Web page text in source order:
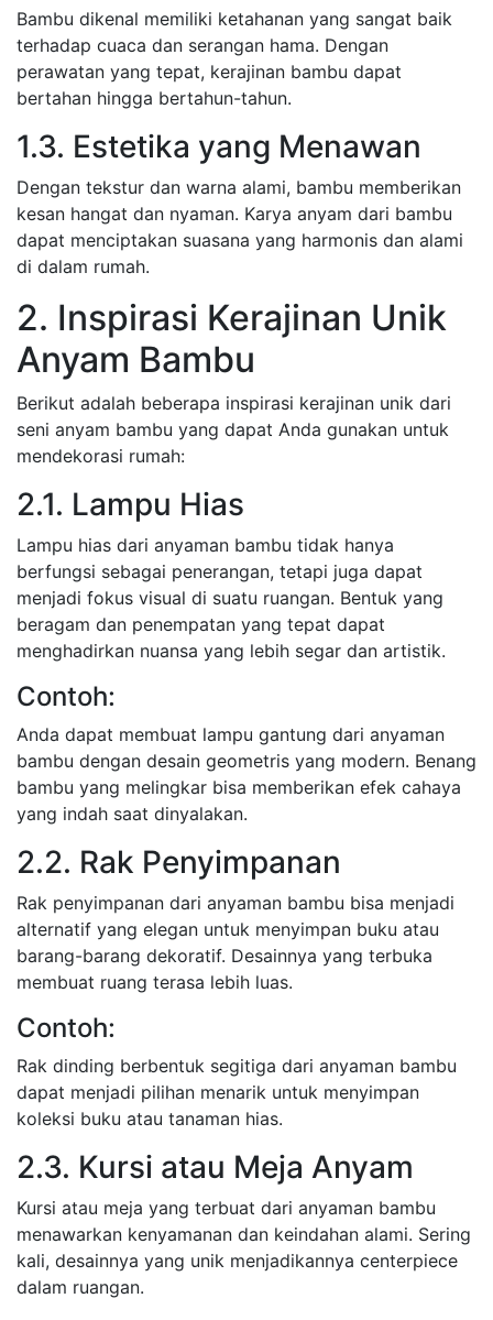
Bambu dikenal memiliki ketahanan yang sangat baik
terhadap cuaca dan serangan hama. Dengan
perawatan yang tepat, kerajinan bambu dapat
bertahan hingga bertahun-tahun.
1.3. Estetika yang Menawan
Dengan tekstur dan warna alami, bambu memberikan
kesan hangat dan nyaman. Karya anyam dari bambu
dapat menciptakan suasana yang harmonis dan alami
di dalam rumah.
2. Inspirasi Kerajinan Unik
Anyam Bambu
Berikut adalah beberapa inspirasi kerajinan unik dari
seni anyam bambu yang dapat Anda gunakan untuk
mendekorasi rumah:
2.1. Lampu Hias
Lampu hias dari anyaman bambu tidak hanya
berfungsi sebagai penerangan, tetapi juga dapat
menjadi fokus visual di suatu ruangan. Bentuk yang
beragam dan penempatan yang tepat dapat
menghadirkan nuansa yang lebih segar dan artistik.
Contoh:
Anda dapat membuat lampu gantung dari anyaman
bambu dengan desain geometris yang modern. Benang
bambu yang melingkar bisa memberikan efek cahaya
yang indah saat dinyalakan.
2.2. Rak Penyimpanan
Rak penyimpanan dari anyaman bambu bisa menjadi
alternatif yang elegan untuk menyimpan buku atau
barang-barang dekoratif. Desainnya yang terbuka
membuat ruang terasa lebih luas.
Contoh:
Rak dinding berbentuk segitiga dari anyaman bambu
dapat menjadi pilihan menarik untuk menyimpan
koleksi buku atau tanaman hias.
2.3. Kursi atau Meja Anyam
Kursi atau meja yang terbuat dari anyaman bambu
menawarkan kenyamanan dan keindahan alami. Sering
kali, desainnya yang unik menjadikannya centerpiece
dalam ruangan.